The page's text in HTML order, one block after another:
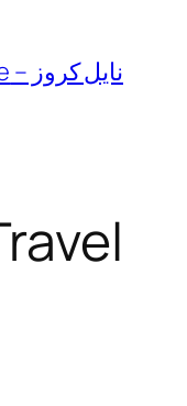
content
نايل كروز – all nile cruise